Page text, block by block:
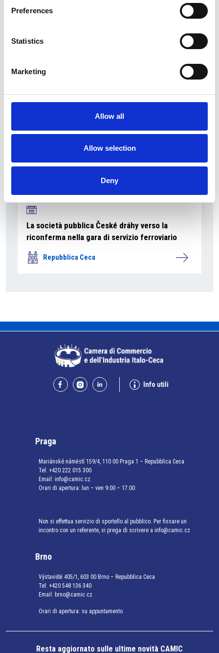
Preferences
Statistics
Marketing
Allow all
Allow selection
Deny
Repubblica Ceca
La società pubblica České dráhy verso la
riconferma nella gara di servizio ferroviario
Repubblica Ceca
Info utili
Praga
Mariánské náměstí 159/4, 110 00 Praga 1 – Repubblica Ceca
Tel: +420 222 015 300
Email: info@camic.cz
Orari di apertura: lun – ven 9:00 – 17:00
Non si effettua servizio di sportello al pubblico. Per fissare un
incontro con un referente, si prega di scrivere a info@camic.cz
Brno
Výstaviště 405/1, 603 00 Brno – Repubblica Ceca
Tel: +420 548 136 340
Email: brno@camic.cz
Orari di apertura: su appuntamento
Resta aggiornato sulle ultime novità CAMIC